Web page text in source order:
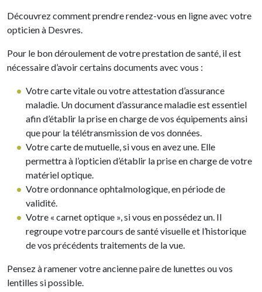
Découvrez comment prendre rendez-vous en ligne avec votre
opticien à Desvres.
Pour le bon déroulement de votre prestation de santé, il est
nécessaire d’avoir certains documents avec vous :
Votre carte vitale ou votre attestation d’assurance
maladie. Un document d’assurance maladie est essentiel
afin d’établir la prise en charge de vos équipements ainsi
que pour la télétransmission de vos données.
Votre carte de mutuelle, si vous en avez une. Elle
permettra à l’opticien d’établir la prise en charge de votre
matériel optique.
Votre ordonnance ophtalmologique, en période de
validité.
Votre « carnet optique », si vous en possédez un. Il
regroupe votre parcours de santé visuelle et l’historique
de vos précédents traitements de la vue.
Pensez à ramener votre ancienne paire de lunettes ou vos
lentilles si possible.